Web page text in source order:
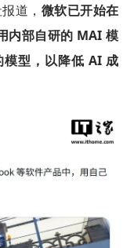
道， 微软已开始在
内部自研的 MAI 模
型，以降低 AI 成